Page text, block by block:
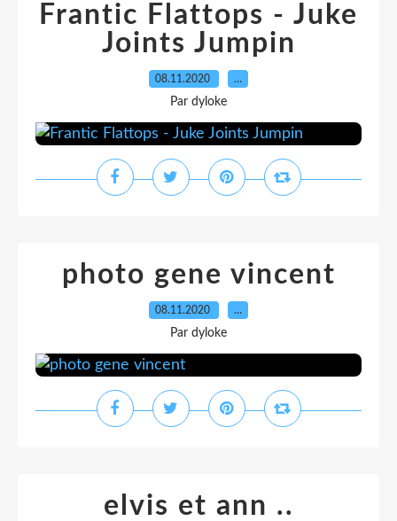
Frantic Flattops - Juke
Joints Jumpin
08.11.2020 …
Par dyloke
photo gene vincent
08.11.2020 …
Par dyloke
elvis et ann ..